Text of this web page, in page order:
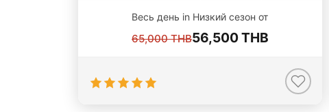
Весь день in Низкий сезон от
65,000 THB56,500 THB